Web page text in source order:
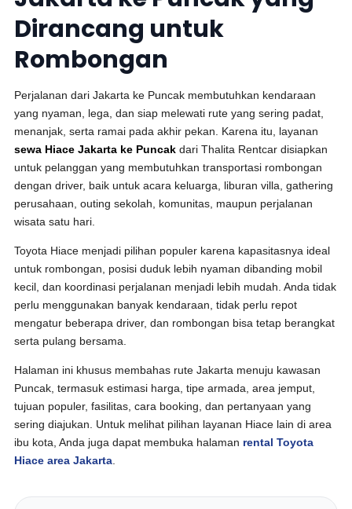
Dirancang untuk
Rombongan
Perjalanan dari Jakarta ke Puncak membutuhkan kendaraan
yang nyaman, lega, dan siap melewati rute yang sering padat,
menanjak, serta ramai pada akhir pekan. Karena itu, layanan
sewa Hiace Jakarta ke Puncak dari Thalita Rentcar disiapkan
untuk pelanggan yang membutuhkan transportasi rombongan
dengan driver, baik untuk acara keluarga, liburan villa, gathering
perusahaan, outing sekolah, komunitas, maupun perjalanan
wisata satu hari.
Toyota Hiace menjadi pilihan populer karena kapasitasnya ideal
untuk rombongan, posisi duduk lebih nyaman dibanding mobil
kecil, dan koordinasi perjalanan menjadi lebih mudah. Anda tidak
perlu menggunakan banyak kendaraan, tidak perlu repot
mengatur beberapa driver, dan rombongan bisa tetap berangkat
serta pulang bersama.
Halaman ini khusus membahas rute Jakarta menuju kawasan
Puncak, termasuk estimasi harga, tipe armada, area jemput,
tujuan populer, fasilitas, cara booking, dan pertanyaan yang
sering diajukan. Untuk melihat pilihan layanan Hiace lain di area
ibu kota, Anda juga dapat membuka halaman rental Toyota
Hiace area Jakarta